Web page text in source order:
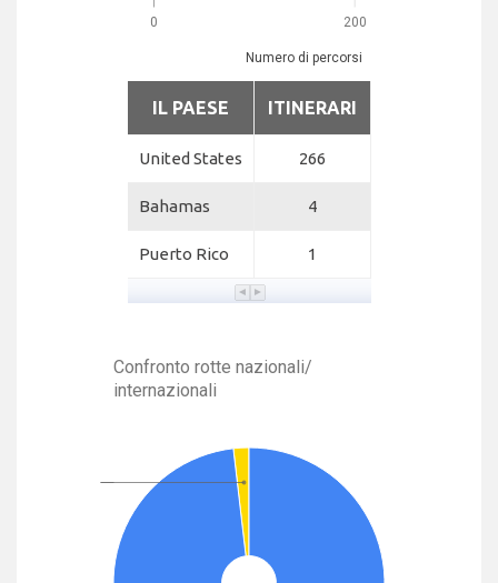
0 200
Numero di percorsi
IL PAESE ITINERARI
United States 266
Bahamas 4
Puerto Rico 1
Confronto rotte nazionali/
internazionali